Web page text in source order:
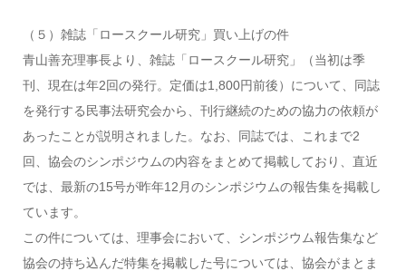
（５）雑誌「ロースクール研究」買い上げの件
青山善充理事長より、雑誌「ロースクール研究」（当初は季
刊、現在は年2回の発行。定価は1,800円前後）について、同誌
を発行する民事法研究会から、刊行継続のための協力の依頼が
あったことが説明されました。なお、同誌では、これまで2
回、協会のシンポジウムの内容をまとめて掲載しており、直近
では、最新の15号が昨年12月のシンポジウムの報告集を掲載し
ています。
この件については、理事会において、シンポジウム報告集など
協会の持ち込んだ特集を掲載した号については、協会がまとま